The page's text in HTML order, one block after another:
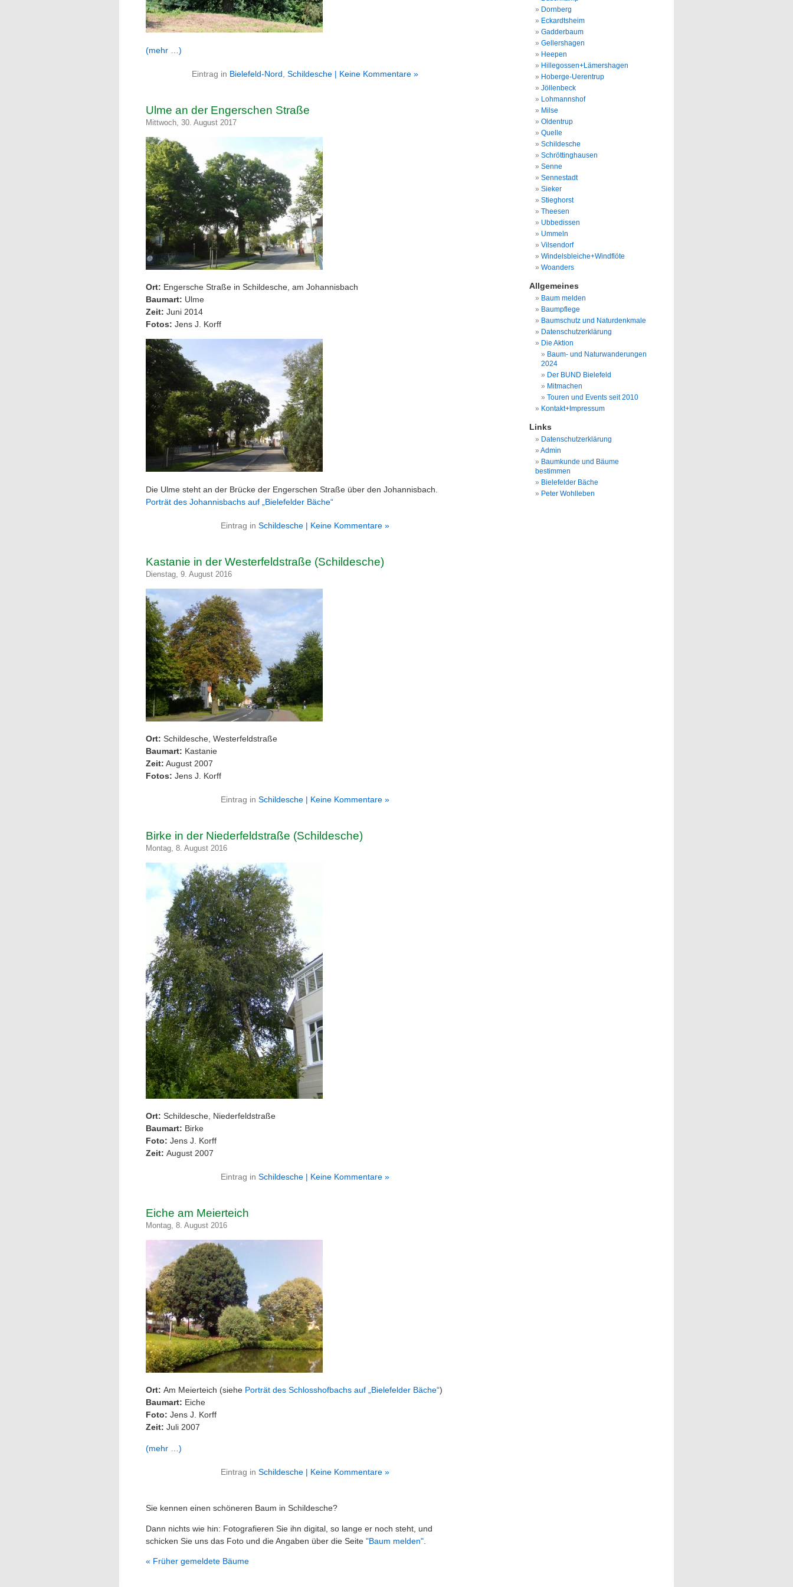
(mehr …)
Eintrag in Bielefeld-Nord Schildesche | Keine Kommentare »
Ulme an der Engerschen Straße
Mittwoch, 30. August 2017
Ort: Engersche Straße in Schildesche, am Johannisbach
Baumart: Ulme
Zeit: Juni 2014
Fotos: Jens J. Korff
Die Ulme steht an der Brücke der Engerschen Straße über den Johannisbach.
Porträt des Johannisbachs auf „Bielefelder Bäche“
Eintrag in Schildesche | Keine Kommentare »
Kastanie in der Westerfeldstraße (Schildesche)
Dienstag, 9. August 2016
Ort: Schildesche, Westerfeldstraße
Baumart: Kastanie
Zeit: August 2007
Fotos: Jens J. Korff
Eintrag in Schildesche | Keine Kommentare »
Birke in der Niederfeldstraße (Schildesche)
Montag, 8. August 2016
Ort: Schildesche, Niederfeldstraße
Baumart: Birke
Foto: Jens J. Korff
Zeit: August 2007
Eintrag in Schildesche | Keine Kommentare »
Eiche am Meierteich
Montag, 8. August 2016
Ort: Am Meierteich (siehe Porträt des Schlosshofbachs auf „Bielefelder Bäche“)
Baumart: Eiche
Foto: Jens J. Korff
Zeit: Juli 2007
(mehr …)
Eintrag in Schildesche | Keine Kommentare »
Sie kennen einen schöneren Baum in Schildesche?
Dann nichts wie hin: Fotografieren Sie ihn digital, so lange er noch steht, und
schicken Sie uns das Foto und die Angaben über die Seite "Baum melden".
« Früher gemeldete Bäume
Dornberg
Eckardtsheim
Gadderbaum
Gellershagen
Heepen
Hillegossen+Lämershagen
Hoberge-Uerentrup
Jöllenbeck
Lohmannshof
Milse
Oldentrup
Quelle
Schildesche
Schröttinghausen
Senne
Sennestadt
Sieker
Stieghorst
Theesen
Ubbedissen
Ummeln
Vilsendorf
Windelsbleiche+Windflöte
Woanders
Allgemeines
Baum melden
Baumpflege
Baumschutz und Naturdenkmale
Datenschutzerklärung
Die Aktion
Baum- und Naturwanderungen
2024
Der BUND Bielefeld
Mitmachen
Touren und Events seit 2010
Kontakt+Impressum
Links
Datenschutzerklärung
Admin
Baumkunde und Bäume
bestimmen
Bielefelder Bäche
Peter Wohlleben